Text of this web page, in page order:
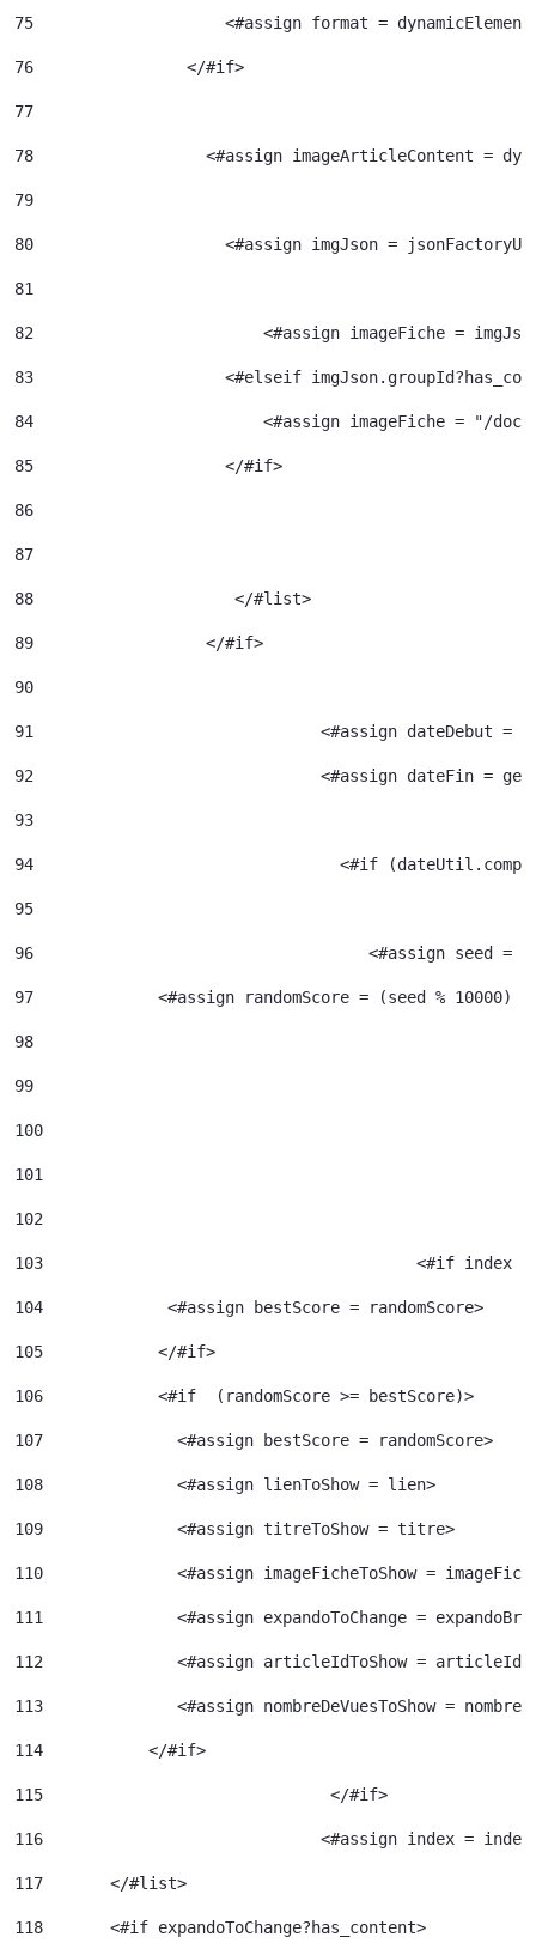
75
<#assign format =
76
                </#if>
77
78
<#assign imageArticleContent =
79
80
<#assign imgJson =
81
82
<#assign imageFiche =
83
<#elseif
84
<#assign
85
                    </#if>
86
87
88
		       </#list>
89
		    </#if>
90
91
<#assign dateDebut
92
<#assign dateFin =
93
94
95
96
<#assign seed
97
<#assign randomScore = (seed % 10000)
98
99
100
101
102
103
<#if index
104
             <#assign bestScore = randomScore>
105
            </#if>
106
            <#if  (randomScore >= bestScore)>
107
              <#assign bestScore = randomScore>
108
              <#assign lienToShow = lien>
109
              <#assign titreToShow = titre>
110
<#assign imageFicheToShow =
111
<#assign expandoToChange =
112
<#assign articleIdToShow =
113
<#assign nombreDeVuesToShow =
114
           </#if>
115
				 </#if>
116
<#assign index =
117
	  </#list>
118
	  <#if expandoToChange?has_content>